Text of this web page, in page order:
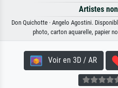
Artistes
Don Quichotte · Angelo Agostini.
photo, carton aquarelle, papier
Voir en 3D / AR